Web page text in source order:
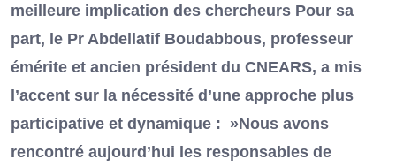
meilleure implication des chercheurs Pour sa
part, le Pr Abdellatif Boudabbous, professeur
émérite et ancien président du CNEARS, a mis
l’accent sur la nécessité d’une approche plus
participative et dynamique : »Nous avons
rencontré aujourd’hui les responsables de